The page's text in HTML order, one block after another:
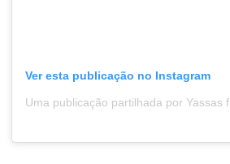
Ver esta publicação no Instagram